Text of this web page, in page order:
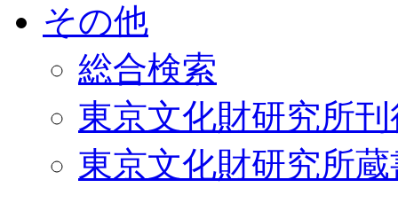
その他
総合検索
東京文化財研究所
東京文化財研究所